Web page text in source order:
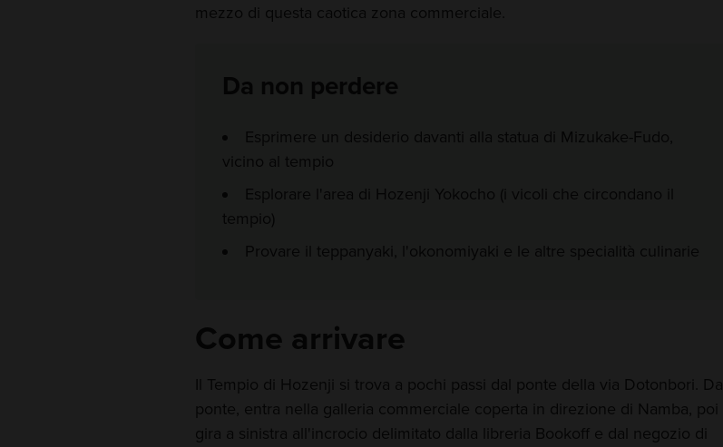
mezzo di questa caotica zona commerciale.
Da non perdere
Esprimere un desiderio davanti alla statua di Mizukake-Fudo,
vicino al tempio
Esplorare l'area di Hozenji Yokocho (i vicoli che circondano il
tempio)
Provare il teppanyaki, l'okonomiyaki e le altre specialità culinarie
Come arrivare
Il Tempio di Hozenji si trova a pochi passi dal ponte della via Dotonbori. Dal
ponte, entra nella galleria commerciale coperta in direzione di Namba, poi
gira a sinistra all'incrocio delimitato dalla libreria Bookoff e dal negozio di